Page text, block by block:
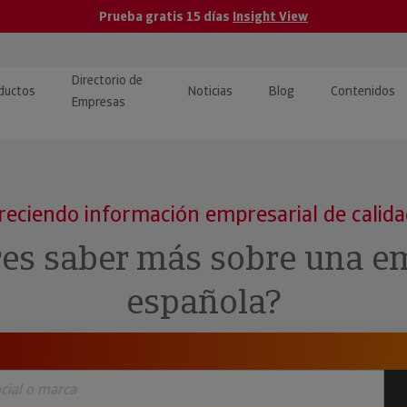
Prueba gratis 15 días Insight View
y ERP
· Recuperación de
Directorio de
Empresas
Noticias Blog Contenidos
Pública
Investigada
información empresarial de
saber más sobre una
española?